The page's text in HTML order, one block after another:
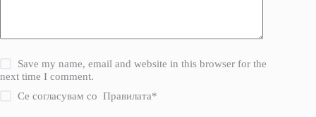
Save my name, email and website in this browser for the
next time I comment.
Се согласувам соПравилата*